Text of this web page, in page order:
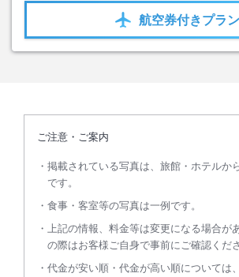
航空券付きプラン
ご注意・ご案内
掲載されている写真は、旅館・ホテルか
です。
食事・客室等の写真は一例です。
上記の情報、料金等は変更になる場合が
の際はお客様ご自身で事前にご確認くださ
代金が安い順・代金が高い順については